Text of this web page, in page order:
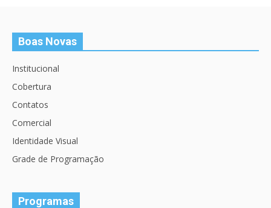
Boas Novas
Institucional
Cobertura
Contatos
Comercial
Identidade Visual
Grade de Programação
Programas